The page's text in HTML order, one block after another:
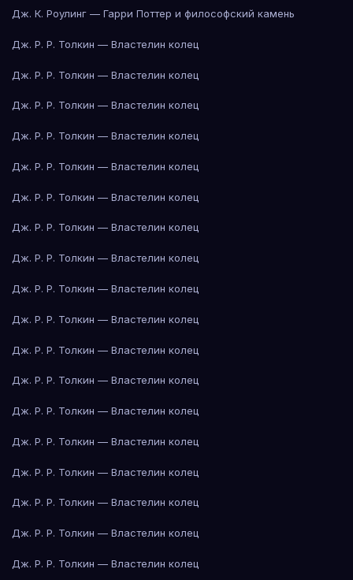
Дж. К. Роулинг — Гарри Поттер и философский камень
Дж. Р. Р. Толкин — Властелин колец
Дж. Р. Р. Толкин — Властелин колец
Дж. Р. Р. Толкин — Властелин колец
Дж. Р. Р. Толкин — Властелин колец
Дж. Р. Р. Толкин — Властелин колец
Дж. Р. Р. Толкин — Властелин колец
Дж. Р. Р. Толкин — Властелин колец
Дж. Р. Р. Толкин — Властелин колец
Дж. Р. Р. Толкин — Властелин колец
Дж. Р. Р. Толкин — Властелин колец
Дж. Р. Р. Толкин — Властелин колец
Дж. Р. Р. Толкин — Властелин колец
Дж. Р. Р. Толкин — Властелин колец
Дж. Р. Р. Толкин — Властелин колец
Дж. Р. Р. Толкин — Властелин колец
Дж. Р. Р. Толкин — Властелин колец
Дж. Р. Р. Толкин — Властелин колец
Дж. Р. Р. Толкин — Властелин колец